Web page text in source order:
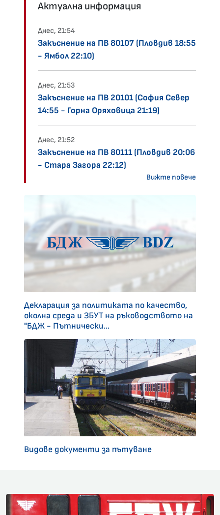
Актуална информация
Днес, 21:54
Закъснение на ПВ 80107 (Пловдив 18:55
- Ямбол 22:10)
Днес, 21:53
Закъснение на ПВ 20101 (София Север
14:55 - Горна Оряховица 21:19)
Днес, 21:52
Закъснение на ПВ 80111 (Пловдив 20:06
- Стара Загора 22:12)
Вижте повече
Декларация за политиката по качество,
околна среда и ЗБУТ на ръководството на
"БДЖ - Пътнически...
Видове документи за пътуване